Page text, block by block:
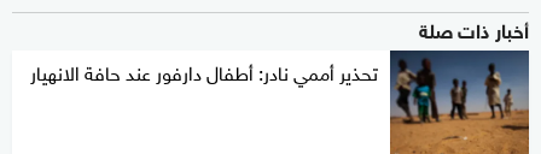
أخبار ذات صلة
تحذير أممي نادر: أطفال دارفور عند حافة الانهيار